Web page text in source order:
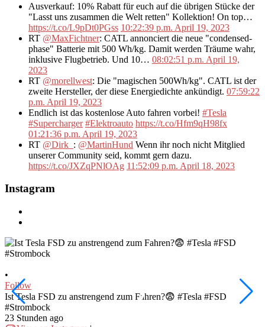
Ausverkauf: 10% Rabatt für euch auf die übrigen Stücke der
"Lasst uns zusammen die Welt retten" Kollektion! On top…
https://t.co/L9pDt0PGss 10:22:39 p.m. April 19, 2023
RT @MaxFichtner: CATL annonciert die neue "condensed-
phase" Batterie mit 500 Wh/kg. Damit werden Träume wahr,
inklusive Flugbetrieb. Und 10… 08:02:51 p.m. April 19,
2023
RT @morellwest: Die "magischen 500Wh/kg". CATL ist der
zweite Hersteller, der diese Energiedichte ankündigt. 07:59:22
p.m. April 19, 2023
Endlich ist das kostenlose Auto fahren vorbei! #Tesla
#Supercharger #Elektroauto https://t.co/Hfm9qH98fx
01:21:36 p.m. April 19, 2023
RT @Dirk_ : @MartinHund Wenn ihr noch nicht Mitglied
unserer Community seid, kommt gern dazu.
https://t.co/JXZqPNlOAg 11:52:09 p.m. April 18, 2023
Instagram
•
Follow
Ist Tesla FSD zu anstrengend zum Fahren?😨 #Tesla #FSD
#Strombock
23 Stunden ago